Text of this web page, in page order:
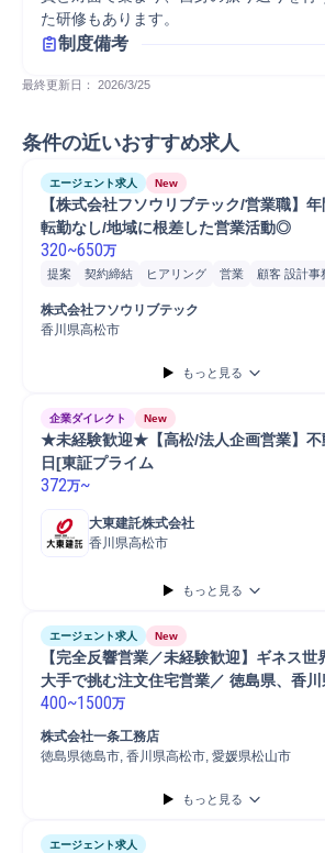
制度備考
最終更新日： 2026/3/25
条件の近いおすすめ求人
エージェント求人 New
【株式会社フソウリブテック/営業職】
転勤なし/地域に根差した営業活動◎
320~650万
提案 契約締結 ヒアリング 営業 顧客 設計事
法人営業
株式会社フソウリブテック
香川県高松市
もっと見る
企業ダイレクト New
★未経験歓迎★【高松/法人企画営業】不
日[東証プライム
372万~
大東建託株式会社
香川県高松市
もっと見る
エージェント求人 New
【完全反響営業／未経験歓迎】ギネス
大手で挑む注文住宅営業／ 徳島県、香
400~1500万
株式会社一条工務店
徳島県徳島市, 香川県高松市, 愛媛県松山市
もっと見る
エージェント求人